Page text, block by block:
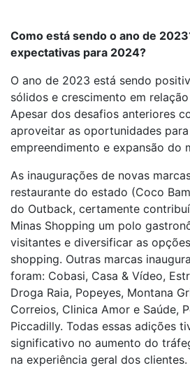
Como está sendo o ano de
expectativas para 2024?
O ano de 2023 está sendo
sólidos e crescimento em
Apesar dos desafios anteriores
aproveitar as oportunidades
empreendimento e expansão do
As inaugurações de novas
restaurante do estado (Coco
do Outback, certamente
Minas Shopping um polo
visitantes e diversificar as
shopping. Outras marcas
foram: Cobasi, Casa & Vídeo,
Droga Raia, Popeyes, Montana
Correios, Clinica Amor e Saúde,
Piccadilly. Todas essas adições
significativo no aumento do
na experiência geral dos clientes.